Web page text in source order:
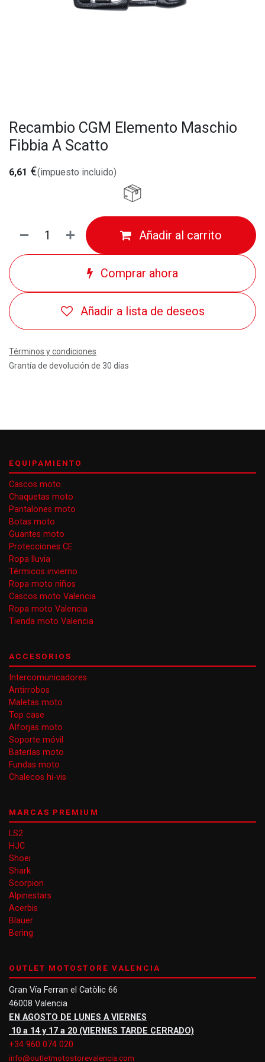
Recambio CGM Elemento Maschio
Fibbia A Scatto
6,61 €(impuesto incluido)
Añadir al carrito
Comprar ahora
Añadir a lista de deseos
Términos y condiciones
Grantía de devolución de 30 días
EQUIPAMIENTO
Cascos moto
Chaquetas moto
Pantalones moto
Botas moto
Guantes moto
Protecciones CE
Ropa lluvia
Térmicos invierno
Ropa moto niños
Cascos moto Valencia
Ropa moto Valencia
Tienda moto Valencia
ACCESORIOS
Intercomunicadores
Antirrobos
Maletas moto
Top case
Alforjas moto
Soporte móvil
Baterías moto
Fundas moto
Chalecos hi-vis
MARCAS PREMIUM
LS2
HJC
Shoei
Shark
Scorpion
Alpinestars
Acerbis
Blauer
Bering
OUTLET MOTOSTORE VALENCIA
Gran Vía Ferran el Catòlic 66
46008 Valencia
EN AGOSTO DE LUNES A VIERNES
10 a 14 y 17 a 20 (VIERNES TARDE CERRADO)
+34 960 074 020
info@outletmotostorevalencia.com